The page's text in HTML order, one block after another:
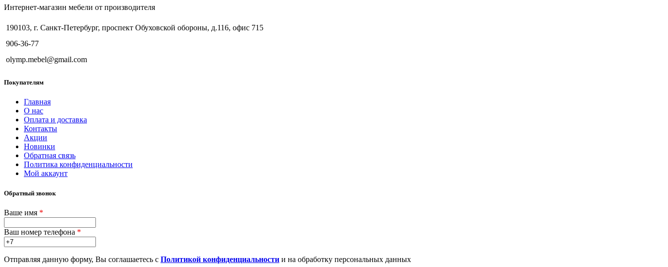
Интернет-магазин мебели от производителя
190103, г. Санкт-Петербург, проспект Обуховской обороны, д.116, офис 715
906-36-77
olymp.mebel@gmail.com
Покупателям
Главная
О нас
Оплата и доставка
Контакты
Акции
Новинки
Обратная связь
Политика конфиденциальности
Мой аккаунт
Обратный звонок
Ваше имя *
Ваш номер телефона *
Отправляя данную форму, Вы соглашаетесь с Политикой конфиденциальности и на обработку персональных данных